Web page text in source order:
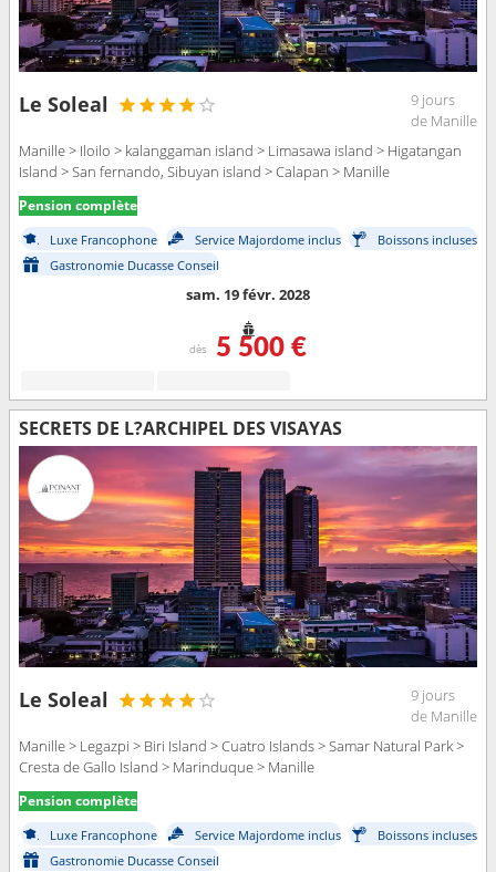
Le Soleal
9 jours
de Manille
Manille > Iloilo > kalanggaman island > Limasawa island > Higatangan
Island > San fernando, Sibuyan island > Calapan > Manille
Pension complète
Luxe Francophone Service Majordome inclus
Boissons incluses
Gastronomie Ducasse Conseil
sam. 19 févr. 2028
dès 5 500 €
SECRETS DE L?ARCHIPEL DES VISAYAS
Le Soleal
9 jours
de Manille
Manille > Legazpi > Biri Island > Cuatro Islands > Samar Natural Park >
Cresta de Gallo Island > Marinduque > Manille
Pension complète
Luxe Francophone Service Majordome inclus
Boissons incluses
Gastronomie Ducasse Conseil